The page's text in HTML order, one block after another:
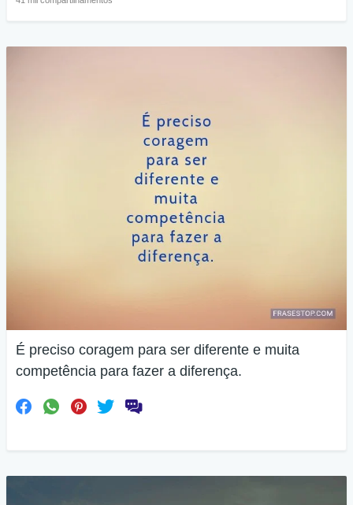
É preciso coragem para ser diferente e muita
competência para fazer a diferença.